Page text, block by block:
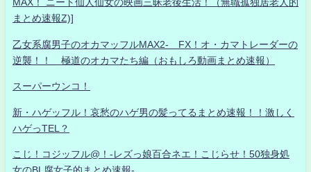
MAX！ ニート仙人仙女の映画三昧老後生活！（無職孤独居老人的
まとめ速報Z)]
乙女系腐男子のオカマッフルMAX2- FX！オ・カマトレーダーの
逆襲！！ 極道のオカマたち編（おもしろ動画まとめ速報）
スーパーウンコ！
新・ハゲッフル！哀愁のハゲ男の髪ってるまとめ速報！！激しく
ハゲっTEL？
こじ！コジッフル@！-レズっ娘百合ネエ！こじらせ！50独身処
女のBL腐女子的まとめ速報-